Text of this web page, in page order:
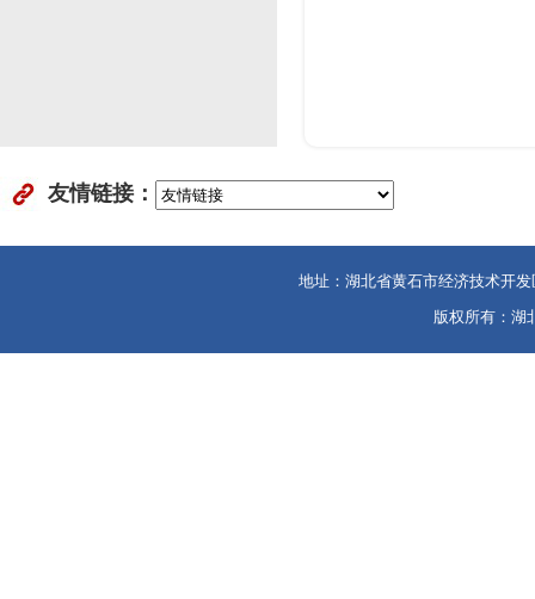
友情链接：
地址：湖北省黄石市经济技术开
版权所有：